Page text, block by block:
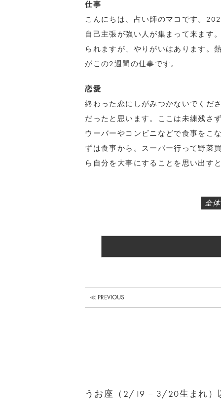
仕事
こんにちは、占い師のマコです。
自己主張が強い人が集まって来ます
られますが、やりがいはあります。
がこの2週間の仕事です。
恋愛
終わった恋にしがみつかないでくだ
だったと思います。ここは未練残さ
ウーバーやコンビニなどで食事をこ
ずは食事から。スーパー行って野菜
ら自分を大事にすることを思い出す
全
≪ PREVIOUS
うお座（2/19 – 3/20生まれ）